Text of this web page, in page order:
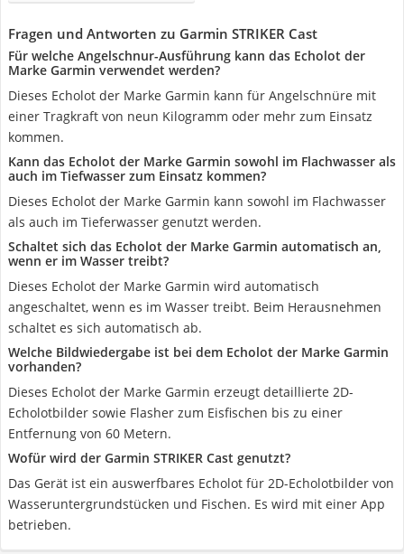
Fragen und Antworten zu Garmin STRIKER Cast
Für welche Angelschnur-Ausführung kann das Echolot der
Marke Garmin verwendet werden?
Dieses Echolot der Marke Garmin kann für Angelschnüre mit
einer Tragkraft von neun Kilogramm oder mehr zum Einsatz
kommen.
Kann das Echolot der Marke Garmin sowohl im Flachwasser als
auch im Tiefwasser zum Einsatz kommen?
Dieses Echolot der Marke Garmin kann sowohl im Flachwasser
als auch im Tieferwasser genutzt werden.
Schaltet sich das Echolot der Marke Garmin automatisch an,
wenn er im Wasser treibt?
Dieses Echolot der Marke Garmin wird automatisch
angeschaltet, wenn es im Wasser treibt. Beim Herausnehmen
schaltet es sich automatisch ab.
Welche Bildwiedergabe ist bei dem Echolot der Marke Garmin
vorhanden?
Dieses Echolot der Marke Garmin erzeugt detaillierte 2D-
Echolotbilder sowie Flasher zum Eisfischen bis zu einer
Entfernung von 60 Metern.
Wofür wird der Garmin STRIKER Cast genutzt?
Das Gerät ist ein auswerfbares Echolot für 2D-Echolotbilder von
Wasseruntergrundstücken und Fischen. Es wird mit einer App
betrieben.